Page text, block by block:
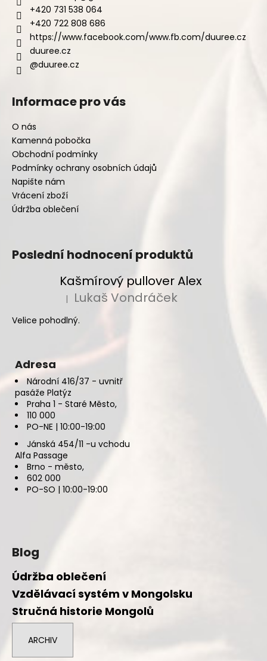
+420 731 538 064
+420 722 808 686
https://www.facebook.com/www.fb.com/duuree.cz
duuree.cz
@duuree.cz
Informace pro vás
O nás
Kamenná pobočka
Obchodní podmínky
Podmínky ochrany osobních údajů
Napište nám
Vrácení zboží
Údržba oblečení
Poslední hodnocení produktů
Kašmírový pullover Alex
Hodnocení produktu je 5 z 5 hvězdiček.
| Lukaš Vondráček
Velice pohodlný.
Adresa
Národní 416/37 - uvnitř
pasáže Platýz
Praha 1 - Staré Město,
110 000
PO-NE | 10:00-19:00
Jánská 454/11 -u vchodu
Alfa Passage
Brno - město,
602 000
PO-SO | 10:00-19:00
Blog
Údržba oblečení
Vzdělávací systém v Mongolsku
Stručná historie Mongolů
ARCHIV